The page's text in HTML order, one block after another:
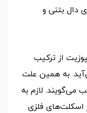
دال بتنی و
از ترکیب
به همین علت
می‌گویند. لازم به
فلزی